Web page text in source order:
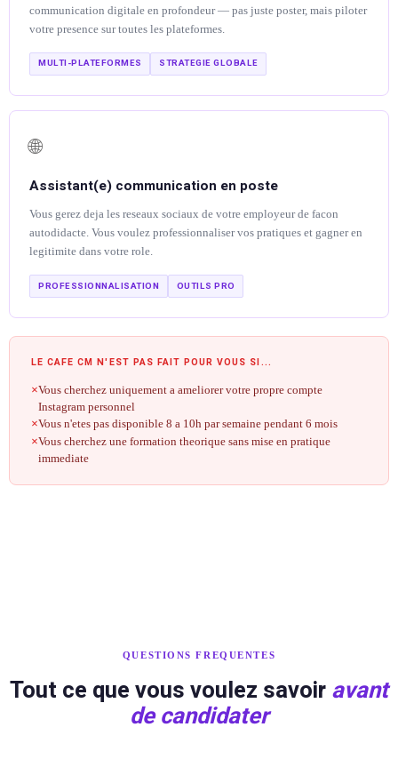
communication digitale en profondeur — pas juste poster, mais piloter
votre presence sur toutes les plateformes.
MULTI-PLATEFORMES STRATEGIE GLOBALE
🌐
Assistant(e) communication en poste
Vous gerez deja les reseaux sociaux de votre employeur de facon
autodidacte. Vous voulez professionnaliser vos pratiques et gagner en
legitimite dans votre role.
PROFESSIONNALISATION OUTILS PRO
LE CAFE CM N'EST PAS FAIT POUR VOUS SI...
Vous cherchez uniquement a ameliorer votre propre compte
Instagram personnel
Vous n'etes pas disponible 8 a 10h par semaine pendant 6 mois
Vous cherchez une formation theorique sans mise en pratique
immediate
QUESTIONS FREQUENTES
Tout ce que vous voulez savoiravant
de candidater